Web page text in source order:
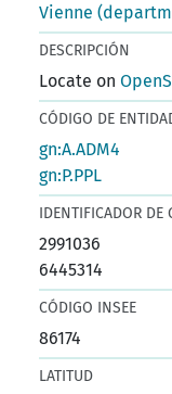
Vienne
DESCRIPCIÓN
Locate on
CÓDIGO DE
gn:A.ADM4
gn:P.PPL
IDENTIFICADOR DE
2991036
6445314
CÓDIGO INSEE
86174
LATITUD